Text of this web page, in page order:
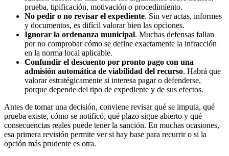
prueba, tipificación, motivación o procedimiento.
No pedir o no revisar el expediente. Sin ver actas, informes
y documentos, es difícil valorar bien las opciones.
Ignorar la ordenanza municipal. Muchas defensas fallan
por no comprobar cómo se define exactamente la infracción
en la norma local aplicable.
Confundir el descuento por pronto pago con una
admisión automática de viabilidad del recurso. Habrá que
valorar estratégicamente si interesa pagar o defenderse,
porque depende del tipo de expediente y de sus efectos.
Antes de tomar una decisión, conviene revisar qué se imputa, qué
prueba existe, cómo se notificó, qué plazo sigue abierto y qué
consecuencias reales puede tener la sanción. En muchas ocasiones,
esa primera revisión permite ver si hay base para recurrir o si la
opción más prudente es otra.